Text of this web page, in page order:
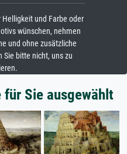
und Farbe oder
wünschen, nehmen
und ohne zusätzliche
Sie bitte nicht, uns zu
Sie ausgewählt